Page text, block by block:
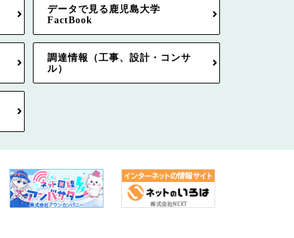
データで見る鹿児島大学
FactBook
調達情報（工事、設計・コンサ
ル）